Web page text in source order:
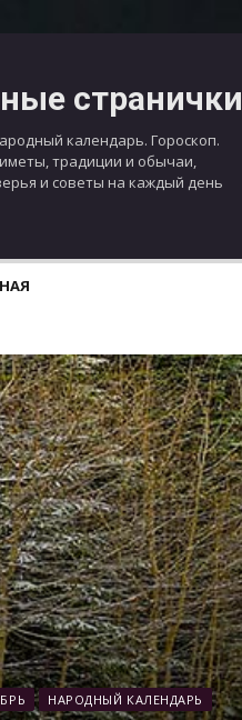
странички
календарь. Гороскоп.
традиции и обычаи,
и советы на каждый день
НАРОДНЫЙ КАЛЕНДАРЬ